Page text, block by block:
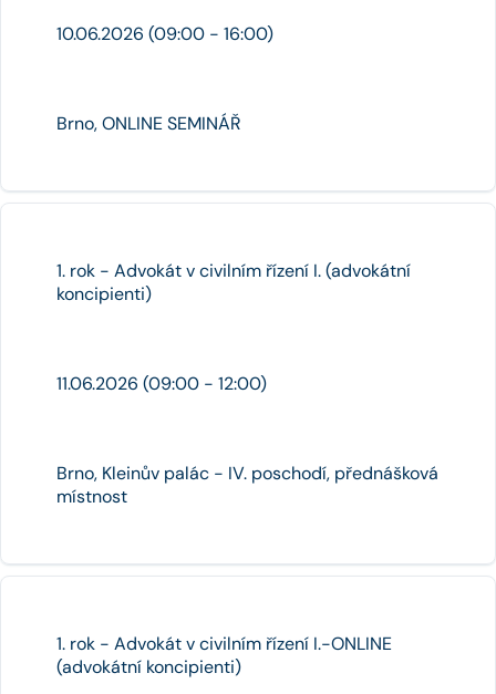
10.06.2026 (09:00 - 16:00)
Brno, ONLINE SEMINÁŘ
1. rok - Advokát v civilním řízení I. (advokátní
koncipienti)
11.06.2026 (09:00 - 12:00)
Brno, Kleinův palác - IV. poschodí, přednášková
místnost
1. rok - Advokát v civilním řízení I.-ONLINE
(advokátní koncipienti)